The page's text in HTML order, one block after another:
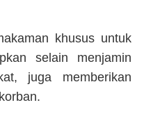
khusus untuk
selain menjamin
juga memberikan